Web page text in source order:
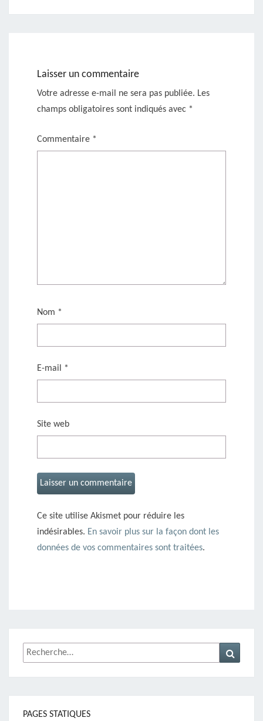
Laisser un commentaire
Votre adresse e-mail ne sera pas publiée. Les
champs obligatoires sont indiqués avec *
Commentaire *
Nom *
E-mail *
Site web
Ce site utilise Akismet pour réduire les
indésirables. En savoir plus sur la façon dont les
données de vos commentaires sont traitées.
Rechercher :
PAGES STATIQUES